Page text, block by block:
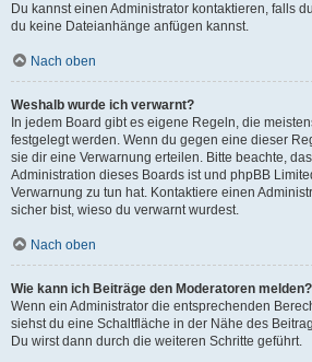
Du kannst einen Administrator kontaktieren, falls
du keine Dateianhänge anfügen kannst.
Nach oben
Weshalb wurde ich verwarnt?
In jedem Board gibt es eigene Regeln, die
festgelegt werden. Wenn du gegen eine dieser
sie dir eine Verwarnung erteilen. Bitte beachte,
Administration dieses Boards ist und phpBB
Verwarnung zu tun hat. Kontaktiere einen
sicher bist, wieso du verwarnt wurdest.
Nach oben
Wie kann ich Beiträge den Moderatoren melden?
Wenn ein Administrator die entsprechenden
siehst du eine Schaltfläche in der Nähe des
Du wirst dann durch die weiteren Schritte geführt.